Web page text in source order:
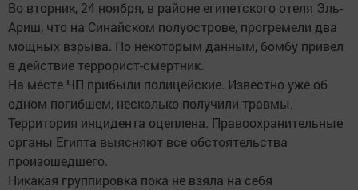
Во вторник, 24 ноября, в районе египетского отеля Эль-
Ариш, что на Синайском полуострове, прогремели два
мощных взрыва. По некоторым данным, бомбу привел
в действие террорист-смертник.
На месте ЧП прибыли полицейские. Известно уже об
одном погибшем, несколько получили травмы.
Территория инцидента оцеплена. Правоохранительные
органы Египта выясняют все обстоятельства
произошедшего.
Никакая группировка пока не взяла на себя